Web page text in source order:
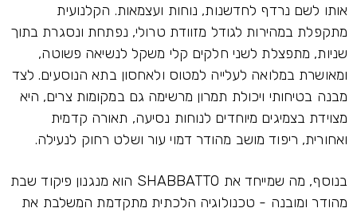
אותו לשם נרדף לחדשנות, נוחות ועצמאות. הקלנועית
מתקפלת במהירות לגודל מזוודת טרולי, נפתחת ונסגרת בתוך
שניות, מתפצלת לשני חלקים קלי משקל לנשיאה פשוטה,
ומאושרת במלואה לעלייה למטוס ולאחסון בתא הנוסעים. לצד
מבנה בטיחותי ויכולת תמרון מרשימה גם במקומות צרים, היא
מצוידת בצמיגים מיוחדים לנוחות נסיעה, תאורה קדמית
ואחורית, ריפוד מושב מהודר דמוי עור ושלט רחוק לנעילה.
בנוסף, מה שמייחד את SHABBATTO הוא מנגנון פיקוד שבת
מהודר ומובנה - טכנולוגיה הלכתית מתקדמת המשלבת את